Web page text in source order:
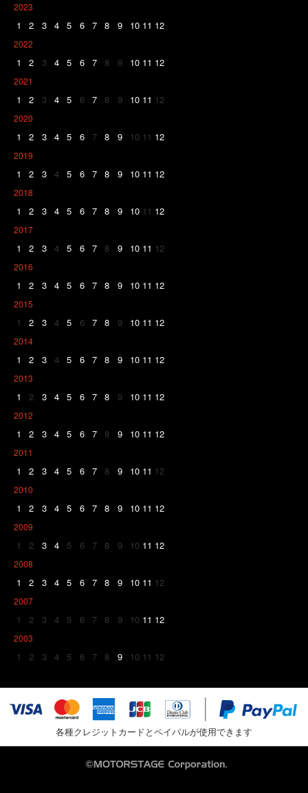
2023
1 2 3 4 5 6 7 8 9 10 11 12
2022
1 2 3 4 5 6 7 8 9 10 11 12
2021
1 2 3 4 5 6 7 8 9 10 11 12
2020
1 2 3 4 5 6 7 8 9 10 11 12
2019
1 2 3 4 5 6 7 8 9 10 11 12
2018
1 2 3 4 5 6 7 8 9 10 11 12
2017
1 2 3 4 5 6 7 8 9 10 11 12
2016
1 2 3 4 5 6 7 8 9 10 11 12
2015
1 2 3 4 5 6 7 8 9 10 11 12
2014
1 2 3 4 5 6 7 8 9 10 11 12
2013
1 2 3 4 5 6 7 8 9 10 11 12
2012
1 2 3 4 5 6 7 8 9 10 11 12
2011
1 2 3 4 5 6 7 8 9 10 11 12
2010
1 2 3 4 5 6 7 8 9 10 11 12
2009
1 2 3 4 5 6 7 8 9 10 11 12
2008
1 2 3 4 5 6 7 8 9 10 11 12
2007
1 2 3 4 5 6 7 8 9 10 11 12
2003
1 2 3 4 5 6 7 8 9 10 11 12
各種クレジットカードとペイパルが使用できます